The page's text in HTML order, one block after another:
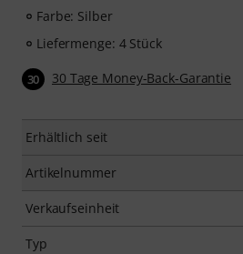
Farbe: Silber
Liefermenge: 4 Stück
30 30 Tage Money-Back-Garantie
Erhältlich seit
Artikelnummer
Verkaufseinheit
Typ